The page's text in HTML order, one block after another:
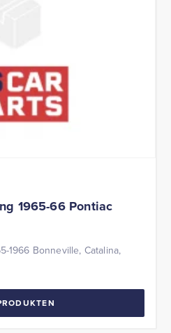
1965-66 Pontiac
1966 Bonneville, Catalina,